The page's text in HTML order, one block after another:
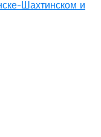
Шахтинском и